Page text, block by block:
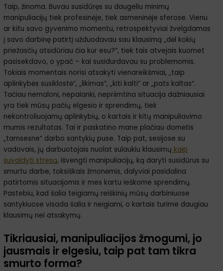
Taip, žinoma. Buvau susidūręs su daugeliu minimų
manipuliacijų tiek profesinėje, tiek asmeninėje sferose. Vienu
ar kitu savo gyvenimo momentu, retrospektyviai žvelgdamas
į savo darbinę patirtį užduodavau sau klausimą „dėl kokių
priežasčių atsidūriau čia kur esu?“, tiek tais atvejais kuomet
pasisekdavo, o ypač – kai susidurdavau su problemomis.
Tokiais momentais norisi atsakyti vienareikšmiai, „taip
aplinkybės susiklostė“, „likimas“, „kiti kalti“ ar „pats kaltas“.
Tačiau nemaloni, nepalanki, nepriimtina situacija dažniausiai
yra tiek mūsų pačių elgesio ir sprendimų, tiek
nekontroliuojamų aplinkybių, o kartais ir kitų manipuliavimo
mumis rezultatas. Tai ir paskatino mane plačiau domėtis
„tamsesne“ darbo santykių puse. Taip pat, sesijose su
vadovais, jų darbuotojais nuolat sulaukiu klausimų kaip
suvaldyti stresą, išvengti manipuliacijų, ką daryti susidūrus su
smurtu darbe, toksiškais žmonėmis, dalyviai pasidalina
patirtomis situacijomis ir mes kartu ieškome sprendimų.
Pastebiu, kad šalia teigiamų reiškinių mūsų darbiniuose
santykiuose visada šalia ir neigiami, o kartais turime daugiau
klausimų nei atsakymų.
Tikriausiai, manipuliacijos žmogumi, jo
jausmais ir elgesiu, taip pat tam tikra
smurto forma?